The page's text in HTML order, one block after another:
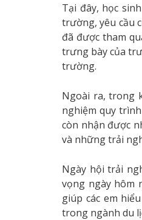
Tại đây, học
trường, yêu cầu
đã được tham
trưng bày của
trường.
Ngoài ra, trong
nghiệm quy
còn nhận được
và những trải
Ngày hội trải
vọng ngày hôm
giúp các em
trong ngành du